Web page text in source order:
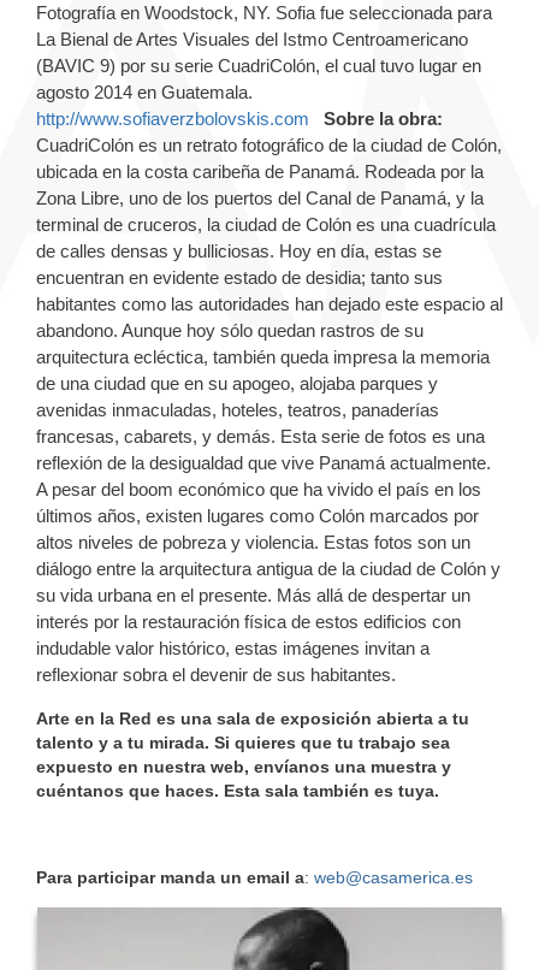
Fotografía en Woodstock, NY. Sofia fue seleccionada para
La Bienal de Artes Visuales del Istmo Centroamericano
(BAVIC 9) por su serie CuadriColón, el cual tuvo lugar en
agosto 2014 en Guatemala.
http://www.sofiaverzbolovskis.com
Sobre la obra:
CuadriColón es un retrato fotográfico de la ciudad de Colón,
ubicada en la costa caribeña de Panamá. Rodeada por la
Zona Libre, uno de los puertos del Canal de Panamá, y la
terminal de cruceros, la ciudad de Colón es una cuadrícula
de calles densas y bulliciosas. Hoy en día, estas se
encuentran en evidente estado de desidia; tanto sus
habitantes como las autoridades han dejado este espacio al
abandono. Aunque hoy sólo quedan rastros de su
arquitectura ecléctica, también queda impresa la memoria
de una ciudad que en su apogeo, alojaba parques y
avenidas inmaculadas, hoteles, teatros, panaderías
francesas, cabarets, y demás. Esta serie de fotos es una
reflexión de la desigualdad que vive Panamá actualmente.
A pesar del boom económico que ha vivido el país en los
últimos años, existen lugares como Colón marcados por
altos niveles de pobreza y violencia. Estas fotos son un
diálogo entre la arquitectura antigua de la ciudad de Colón y
su vida urbana en el presente. Más allá de despertar un
interés por la restauración física de estos edificios con
indudable valor histórico, estas imágenes invitan a
reflexionar sobra el devenir de sus habitantes.
Arte en la Red es una sala de exposición abierta a tu
talento y a tu mirada. Si quieres que tu trabajo sea
expuesto en nuestra web, envíanos una muestra y
cuéntanos que haces. Esta sala también es tuya.
Para participar manda un email a: web@casamerica.es